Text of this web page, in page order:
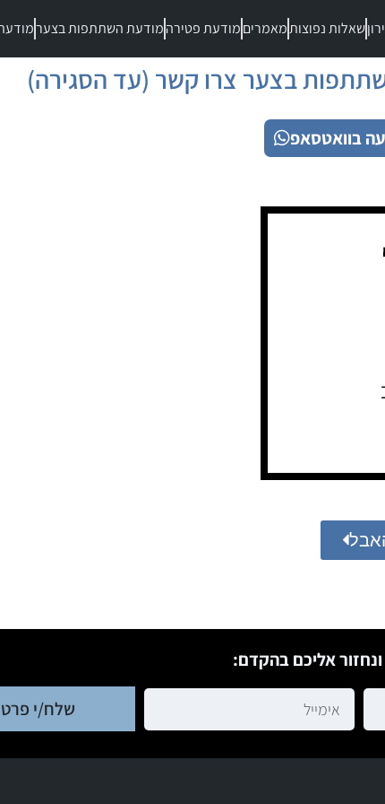
שאלות נפוצותמאמריםמודעת פטירהמודעת השתתפות בצער
בצער צרו קשר (עד הסגירה)
בוואטסאפ
אליכם בהקדם:
שלח/י